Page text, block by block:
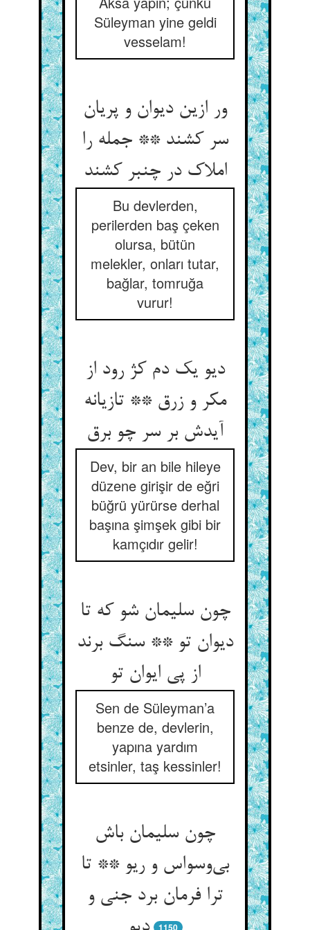
Süleyman yine geldi
vesselam!
ور ازین دیوان و پریان
سر کشند ** جمله را
املاک در چنبر کشند
Bu devlerden,
perilerden baş çeken
olursa, bütün
melekler, onları tutar,
bağlar, tomruğa
vurur!
دیو یک دم کژ رود از
مکر و زرق ** تازیانه
آیدش بر سر چو برق
Dev, bir an bile hileye
düzene girişir de eğri
büğrü yürürse derhal
başına şimşek gibi bir
kamçıdır gelir!
چون سلیمان شو که تا
دیوان تو ** سنگ برند
از پی ایوان تو
Sen de Süleyman’a
benze de, devlerin,
yapına yardım
etsinler, taş kessinler!
چون سلیمان باش
بی‌وسواس و ریو ** تا
ترا فرمان برد جنی و
1150